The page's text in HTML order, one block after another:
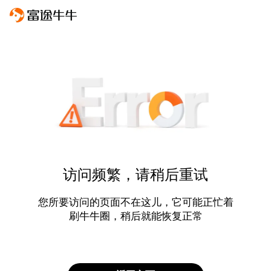
访问频繁，请稍后重试
您所要访问的页面不在这儿，它可能正忙着
刷牛牛圈，稍后就能恢复正常